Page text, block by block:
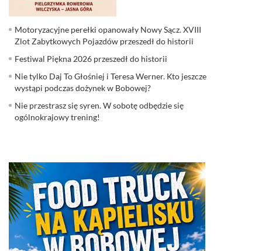
Motoryzacyjne perełki opanowały Nowy Sącz. XVIII
Zlot Zabytkowych Pojazdów przeszedł do historii
Festiwal Piękna 2026 przeszedł do historii
Nie tylko Daj To Głośniej i Teresa Werner. Kto jeszcze
wystąpi podczas dożynek w Bobowej?
Nie przestrasz się syren. W sobotę odbędzie się
ogólnokrajowy trening!